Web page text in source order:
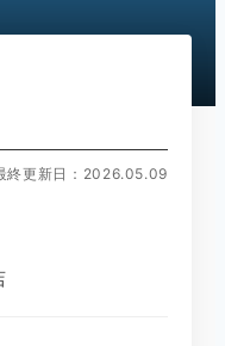
終更新日：2026.05.09